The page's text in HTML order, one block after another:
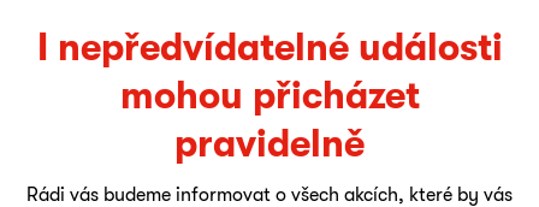
I nepředvídatelné události
mohou přicházet
pravidelně
Rádi vás budeme informovat o všech akcích, které by vás